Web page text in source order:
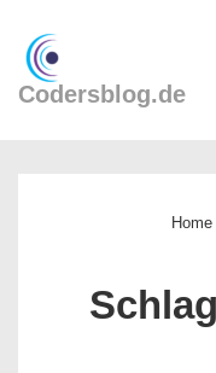
Zum
Inhalt
Codersblog.de
Home